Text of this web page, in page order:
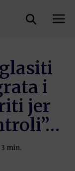
i
jer
3 min.